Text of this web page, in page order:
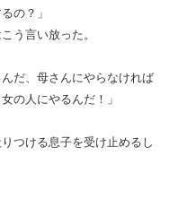
の？」
う言い放った。
だ、母さんにやらなければ
の人にやるんだ！」
つける息子を受け止めるし